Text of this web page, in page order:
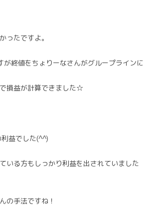
ったですよ。
が終値をちょりーなさんがグループラインに
損益が計算できました☆
益でした(^^)
いる方もしっかり利益を出されていました
の手法ですね！